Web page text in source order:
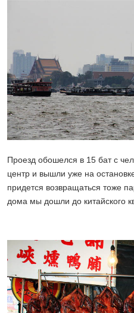
Проезд обошелся в 15 бат с
центр и вышли уже на
придется возвращаться тоже
дома мы дошли до китайского